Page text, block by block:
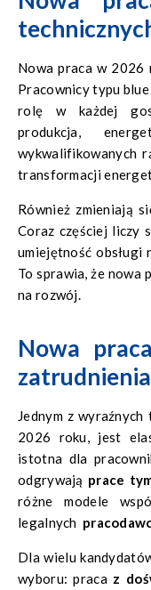
Nowa praca w
Pracownicy typu
rolę w każdej
produkcja,
wykwalifikowanych
transformacji
Również zmieniają
Coraz częściej liczy
umiejętność obsługi
To sprawia, że nowa
na rozwój.
Nowa
zatrudnienia
Jednym z
2026 roku, jest
istotna dla
odgrywają prace
różne modele
legalnych
aktualnej sytuacji
różnych branżach.
Dla wielu
wyboru: praca z